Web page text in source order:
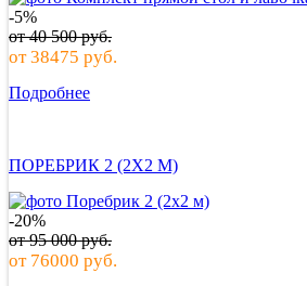
-5%
от40 500руб.
от38475 руб.
Подробнее
ПОРЕБРИК 2 (2Х2 М)
-20%
от95 000руб.
от 76000 руб.